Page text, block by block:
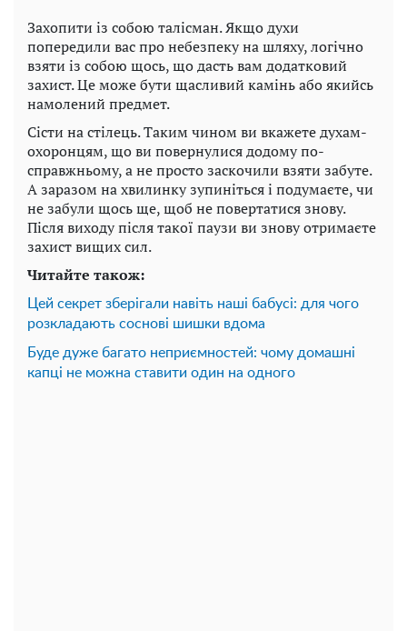
Захопити із собою талісман. Якщо духи
попередили вас про небезпеку на шляху, логічно
взяти із собою щось, що дасть вам додатковий
захист. Це може бути щасливий камінь або якийсь
намолений предмет.
Сісти на стілець. Таким чином ви вкажете духам-
охоронцям, що ви повернулися додому по-
справжньому, а не просто заскочили взяти забуте.
А заразом на хвилинку зупиніться і подумаєте, чи
не забули щось ще, щоб не повертатися знову.
Після виходу після такої паузи ви знову отримаєте
захист вищих сил.
Читайте також:
Цей секрет зберігали навіть наші бабусі: для чого
розкладають соснові шишки вдома
Буде дуже багато неприємностей: чому домашні
капці не можна ставити один на одного